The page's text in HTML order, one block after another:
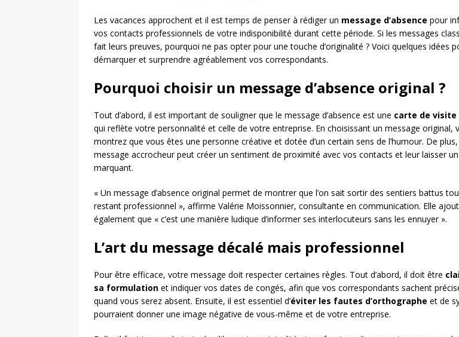
Les vacances approchent et il est temps de penser à rédiger un message d’absence pour
vos contacts professionnels de votre indisponibilité durant cette période. Si les messages
fait leurs preuves, pourquoi ne pas opter pour une touche d’originalité ? Voici quelques idées
démarquer et surprendre agréablement vos correspondants.
Pourquoi choisir un message d’absence original ?
Tout d’abord, il est important de souligner que le message d’absence est une carte de
qui reflète votre personnalité et celle de votre entreprise. En choisissant un message original,
montrez que vous êtes une personne créative et dotée d’un certain sens de l’humour. De
message accrocheur peut créer un sentiment de proximité avec vos contacts et leur laisser
marquant.
« Un message d’absence original permet de montrer que l’on sait sortir des sentiers battus
restant professionnel », affirme Valérie Moissonnier, consultante en communication. Elle
également que « c’est une manière ludique d’informer ses interlocuteurs sans les ennuyer ».
L’art du message décalé mais professionnel
Pour être efficace, votre message doit respecter certaines règles. Tout d’abord, il doit être
sa formulation et indiquer vos dates de congés, afin que vos correspondants sachent
quand vous serez absent. Ensuite, il est essentiel d’éviter les fautes d’orthographe et de
pourraient donner une image négative de vous-même et de votre entreprise.